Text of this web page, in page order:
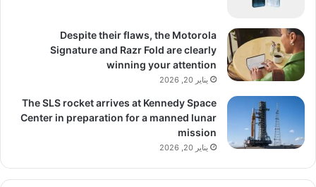
Despite their flaws, the Motorola
Signature and Razr Fold are clearly
winning your attention
يناير 20, 2026
The SLS rocket arrives at Kennedy Space
Center in preparation for a manned lunar
mission
يناير 20, 2026